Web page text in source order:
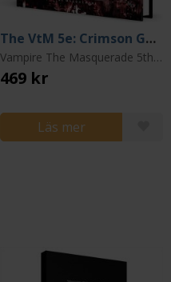
The VtM 5e: Crimson Gutter Chronicle Book
Vampire The Masquerade 5th Edition
469 kr
Läs mer